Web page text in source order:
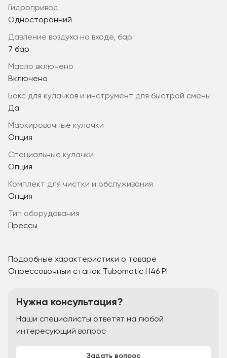
гидропривод
Односторонний
давление воздуха на входе, бар
7 бар
масло включено
Включено
бокс для кулачков и инструмент для быстрой смены
Да
маркировочные кулачки
Опция
специальные кулачки
Опция
комплект для чистки и обслуживания
Опция
Тип оборудования
Прессы
Подробные характеристики о товаре
Опрессовочный станок Tubomatic H46 PI
Нужна консультация?
Наши специалисты ответят на любой
интересующий вопрос
Задать вопрос